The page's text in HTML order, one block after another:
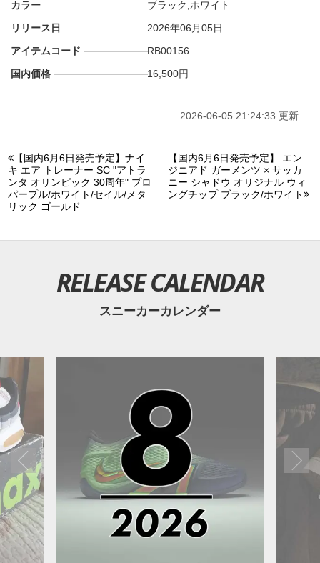
カラー ブラック ホワイト
リリース日
2026年06月05日
アイテムコード
RB00156
国内価格
16,500円
2026-06-05 21:24:33 更新
【国内6月6日発売予定】ナイ
キ エア トレーナー SC "アトラ
ンタ オリンピック 30周年" プロ
パープル/ホワイト/セイル/メタ
リック ゴールド
【国内6月6日発売予定】 エン
ジニアド ガーメンツ × サッカ
ニー シャドウ オリジナル ウィ
ングチップ ブラック/ホワイト
RELEASE CALENDAR
スニーカーカレンダー